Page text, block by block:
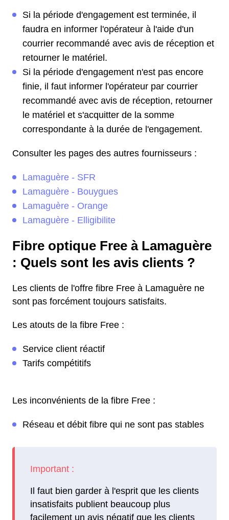
Si la période d'engagement est terminée, il
faudra en informer l'opérateur à l'aide d'un
courrier recommandé avec avis de réception et
retourner le matériel.
Si la période d'engagement n'est pas encore
finie, il faut informer l'opérateur par courrier
recommandé avec avis de réception, retourner
le matériel et s'acquitter de la somme
correspondante à la durée de l'engagement.
Consulter les pages des autres fournisseurs :
Lamaguère - SFR
Lamaguère - Bouygues
Lamaguère - Orange
Lamaguère - Elligibilite
Fibre optique Free à Lamaguère
: Quels sont les avis clients ?
Les clients de l'offre fibre Free à Lamaguère ne
sont pas forcément toujours satisfaits.
Les atouts de la fibre Free :
Service client réactif
Tarifs compétitifs
Les inconvénients de la fibre Free :
Réseau et débit fibre qui ne sont pas stables
Il faut bien garder à l'esprit que les clients
insatisfaits publient beaucoup plus
facilement un avis négatif que les clients